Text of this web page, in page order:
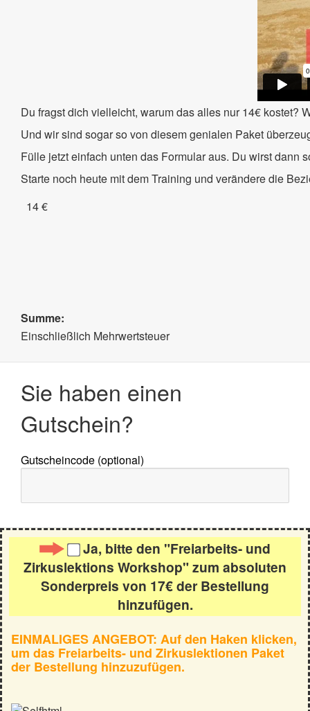
Du fragst dich vielleicht, warum das alles nur 14€
Und wir sind sogar so von diesem genialen Paket
Fülle jetzt einfach unten das Formular aus. Du wirst dann
Starte noch heute mit dem Training und verändere die
14 €
Summe:
Einschließlich Mehrwertsteuer
Sie haben einen
Gutschein?
Gutscheincode (optional)
Ja, bitte den "Freiarbeits- und
Zirkuslektions Workshop" zum absoluten
Sonderpreis von 17€ der Bestellung
hinzufügen.
EINMALIGES ANGEBOT: Auf den Haken klicken,
um das Freiarbeits- und Zirkuslektionen Paket
der Bestellung hinzuzufügen.